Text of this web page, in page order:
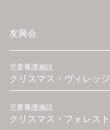
友興会
児童養護施設
クリスマス・ヴィレッジ
児童養護施設
クリスマス・フォレスト